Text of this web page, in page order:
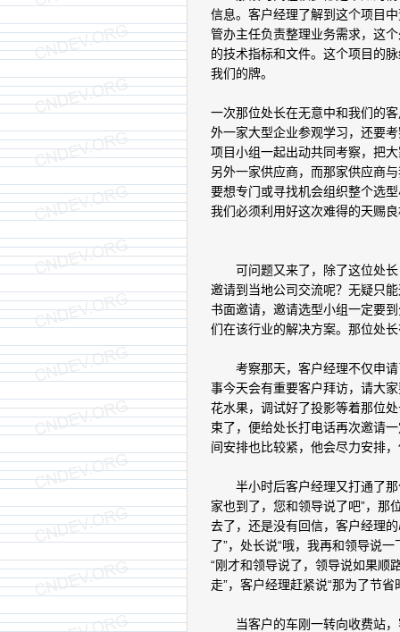
信息。客户经理了解到这个项目
管办主任负责整理业务需求，这
的技术指标和文件。这个项目的
我们的牌。
一次那位处长在无意中和我们的
外一家大型企业参观学习，还要
项目小组一起出动共同考察，把
另外一家供应商，而那家供应商
要想专门或寻找机会组织整个选
我们必须利用好这次难得的天赐
可问题又来了，除了这位处长
邀请到当地公司交流呢？无疑只
书面邀请，邀请选型小组一定要
们在该行业的解决方案。那位处
考察那天，客户经理不仅申请
事今天会有重要客户拜访，请大
花水果，调试好了投影等着那位
束了，便给处长打电话再次邀请
间安排也比较紧，他会尽力安排
半小时后客户经理又打通了那
家也到了，您和领导说了吧”，那
去了，还是没有回信，客户经理
了”，处长说“哦，我再和领导说
“刚才和领导说了，领导说如果顺
走”，客户经理赶紧说“那为了节
当客户的车刚一转向收费站，